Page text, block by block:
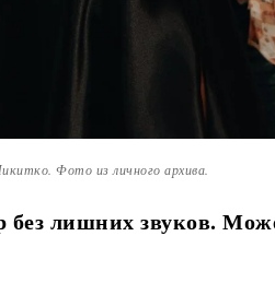
Фото из личного архива.
лишних звуков.